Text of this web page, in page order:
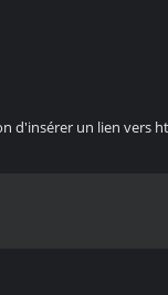
d'insérer un lien vers